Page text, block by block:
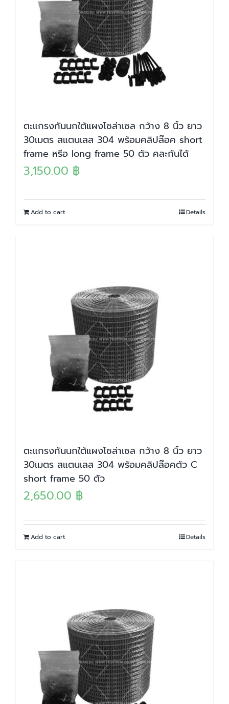
ตะแกรงกันนกใต้แผงโซล่าเซล กว้าง 8 นิ้ว ยาว
30เมตร สแตนเลส 304 พร้อมคลิปล๊อค short
frame หรือ long frame 50 ตัว คละกันได้
3,150.00 ฿
Add to cart Details
ตะแกรงกันนกใต้แผงโซล่าเซล กว้าง 8 นิ้ว ยาว
30เมตร สแตนเลส 304 พร้อมคลิปล๊อคตัว C
short frame 50 ตัว
2,650.00 ฿
Add to cart Details